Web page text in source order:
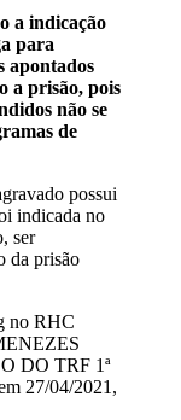
a indicação
para
apontados
a prisão, pois
não se
de
possui
indicada no
ser
da prisão
no RHC
DO TRF 1ª
27/04/2021,